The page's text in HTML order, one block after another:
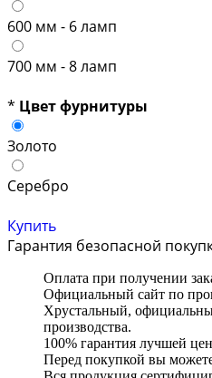
600 мм - 6 ламп
700 мм - 8 ламп
* Цвет фурнитуры
Золото
Серебро
Купить
Гарантия безопасной
Оплата при получении
Официальный сайт по
Хрустальный,
производства.
100% гарантия лучшей
Перед покупкой вы